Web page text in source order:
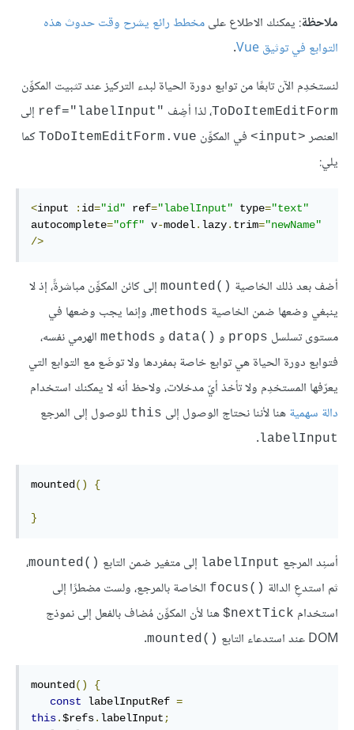
ملاحظة: يمكنك الاطلاع علىمخطط رائع يشرح وقت حدوث هذه
التوابع في توثيق Vue
.
لنستخدِم الآن تابعًا من توابع دورة الحياة لبدء التركيز عند تثبيت المكوِّن
ToDoItemEditForm، لذا أضِف ref="labelInput"‎ إلى
العنصر <input> في المكوِّن ToDoItemEditForm.vue كما
يلي:
<input : id="id" ref="labelInput" type="text"
autocomplete="off" v-model. lazy. trim="newName"
/>
أضف بعد ذلك الخاصية mounted()‎ إلى كائن المكوِّن مباشرةً، إذ لا
ينبغي وضعها ضمن الخاصية methods، وإنما يجب وضعها في
مستوى تسلسل props و data()‎ و methods الهرمي نفسه،
فتوابع دورة الحياة هي توابع خاصة بمفردها ولا توضَع مع التوابع التي
يعرّفها المستخدِم ولا تأخذ أيّ مدخلات، ولاحظ أنه لا يمكنك استخدام
دالة سهميةهنا لأننا نحتاج الوصول إلى this للوصول إلى المرجع
labelInput
.
mounted () {
}
أسنِد المرجع labelInput إلى متغير ضمن التابع mounted()‎،
ثم استدعِ الدالة focus()‎ الخاصة بالمرجع، ولست مضطرًا إلى
استخدام ‎$nextTick هنا لأن المكوِّن مُضاف بالفعل إلى نموذج
DOM عند استدعاء التابع
mounted()‎
.
mounted ()
{
const labelInputRef =
this.$refs. labelInput ;